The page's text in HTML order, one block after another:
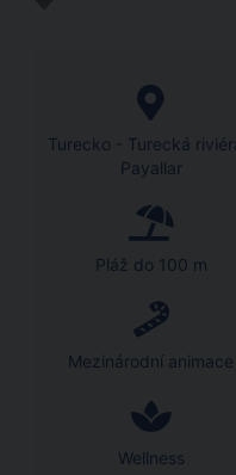
Turecko - Turecká
Payallar
Pláž do 100 m
Mezinárodní animace
Wellness